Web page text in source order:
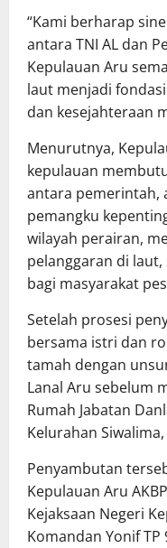
“Kami berharap
antara TNI AL dan
Kepulauan Aru
laut menjadi
dan kesejahteraan
Menurutnya,
kepulauan
antara pemerintah,
pemangku
wilayah perairan,
pelanggaran di
bagi masyarakat
Setelah prosesi
bersama istri dan
tamah dengan
Lanal Aru sebelum
Rumah Jabatan
Kelurahan
Penyambutan
Kepulauan Aru
Kejaksaan Negeri
Komandan Yonif